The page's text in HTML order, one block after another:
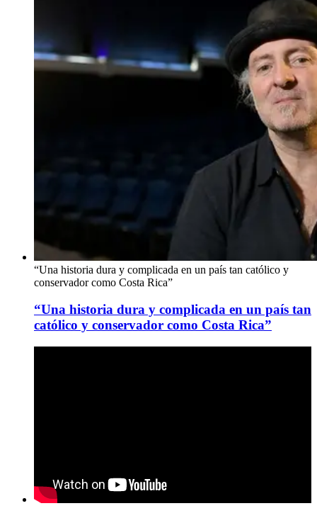
“Una historia dura y complicada en un país tan católico y
conservador como Costa Rica”
“Una historia dura y complicada en un país tan
católico y conservador como Costa Rica”